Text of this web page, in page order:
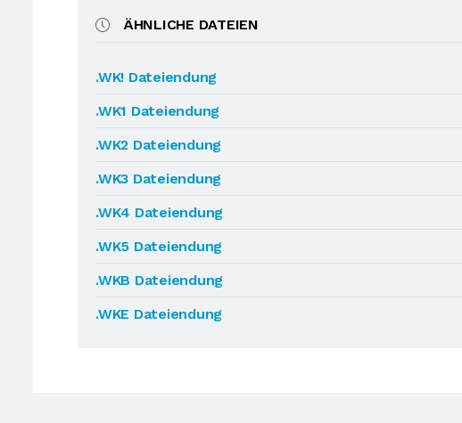
ÄHNLICHE DATEIEN
.WK! Dateiendung
.WK1 Dateiendung
.WK2 Dateiendung
.WK3 Dateiendung
.WK4 Dateiendung
.WK5 Dateiendung
.WKB Dateiendung
.WKE Dateiendung